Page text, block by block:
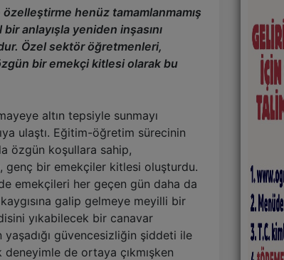
henüz tamamlanmamış
anlayışla yeniden inşasını
Özel sektör öğretmenleri,
bir emekçi kitlesi olarak bu
altın tepsiyle sunmayı
ulaştı. Eğitim-öğretim sürecinin
özgün koşullara sahip,
genç bir emekçiler kitlesi oluşturdu.
emekçileri her geçen gün daha da
galip gelmeye meyilli bir
yıkabilecek bir canavar
güvencesizliğin şiddeti ile
de ortaya çıkmışken